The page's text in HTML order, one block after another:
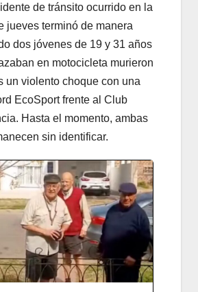
de tránsito ocurrido en la
jueves terminó de manera
dos jóvenes de 19 y 31 años
en motocicleta murieron
un violento choque con una
EcoSport frente al Club
Hasta el momento, ambas
sin identificar.